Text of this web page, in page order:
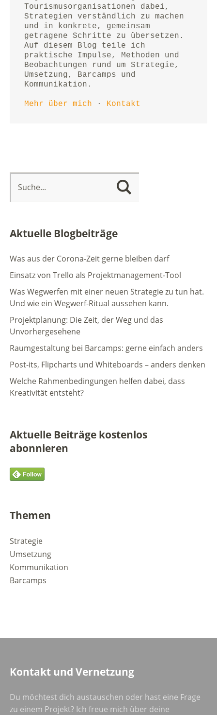
Tourismusorganisationen dabei,
Strategien verständlich zu machen
und in konkrete, gemeinsam
getragene Schritte zu übersetzen.
Auf diesem Blog teile ich
praktische Impulse, Methoden und
Beobachtungen rund um Strategie,
Umsetzung, Barcamps und
Kommunikation.
Mehr über mich · Kontakt
Aktuelle Blogbeiträge
Was aus der Corona-Zeit gerne bleiben darf
Einsatz von Trello als Projektmanagement-Tool
Was Wegwerfen mit einer neuen Strategie zu tun hat.
Und wie ein Wegwerf-Ritual aussehen kann.
Projektplanung: Die Zeit, der Weg und das
Unvorhergesehene
Raumgestaltung bei Barcamps: gerne einfach anders
Post-its, Flipcharts und Whiteboards – anders denken
Welche Rahmenbedingungen helfen dabei, dass
Kreativität entsteht?
Aktuelle Beiträge kostenlos
abonnieren
Themen
Strategie
Umsetzung
Kommunikation
Barcamps
Kontakt und Vernetzung
Du möchtest dich austauschen oder hast eine Frage
zu einem Projekt? Ich freue mich über deine